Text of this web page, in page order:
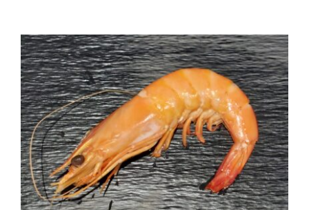
Recettes
Contact
Mon compte
Panier